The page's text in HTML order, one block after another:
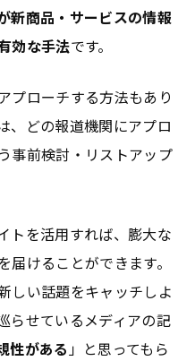
新商品・サービスの情報
効な手法です。
プローチする方法もあり
、どの報道機関にアプロ
事前検討・リストアップ
トを活用すれば、膨大な
けることができます。
しい話題をキャッチしよ
らせているメディアの記
性がある」と思ってもら